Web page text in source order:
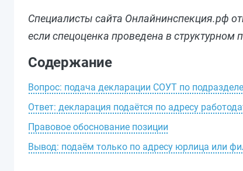
Специалисты сайта Онлайнинспекция.рф
если спецоценка проведена в
Содержание
Вопрос: подача декларации СОУТ по
Ответ: декларация подаётся по адресу
Правовое обоснование позиции
Вывод: подаём только по адресу юрлица или